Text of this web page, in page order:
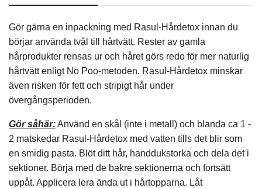
Gör gärna en inpackning med Rasul-Hårdetox innan du
börjar använda tvål till hårtvätt. Rester av gamla
hårprodukter rensas ur och håret görs redo för mer naturlig
hårtvätt enligt No Poo-metoden. Rasul-Hårdetox minskar
även risken för fett och stripigt hår under
övergångsperioden.
Gör såhär:Använd en skål (inte i metall) och blanda ca 1 -
2 matskedar Rasul-Hårdetox med vatten tills det blir som
en smidig pasta. Blöt ditt hår, handdukstorka och dela det i
sektioner. Börja med de bakre sektionerna och fortsätt
uppåt. Applicera lera ända ut i hårtopparna. Låt